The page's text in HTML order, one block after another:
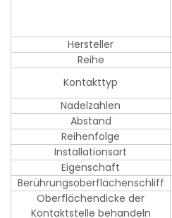
Hersteller
Reihe
Kontakttyp
Nadelzahlen
Abstand
Reihenfolge
Installationsart
Eigenschaft
Berührungsoberflächenschliff
Oberflächendicke der
Kontaktstelle behandeln